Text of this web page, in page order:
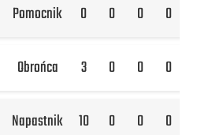
Pomocnik 0 0 0 0
Obrońca 3 0 0 0
Napastnik 10 0 0 0